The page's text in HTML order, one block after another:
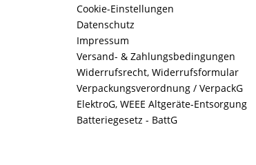
Cookie-Einstellungen
Datenschutz
Impressum
Versand- & Zahlungsbedingungen
Widerrufsrecht, Widerrufsformular
Verpackungsverordnung / VerpackG
ElektroG, WEEE Altgeräte-Entsorgung
Batteriegesetz - BattG